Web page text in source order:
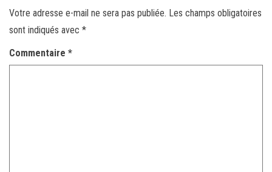
Votre adresse e-mail ne sera pas publiée. Les champs obligatoires
sont indiqués avec *
Commentaire *